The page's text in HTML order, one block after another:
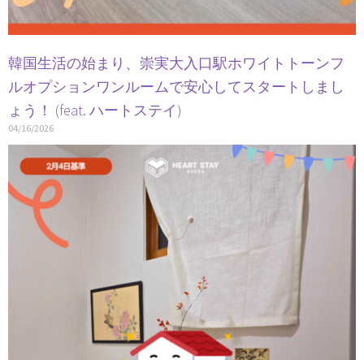
韓国生活の始まり、崇実大入口駅ホワイトトーンフ
ルオプションワンルームで安心してスタートしまし
ょう！ (feat. ハートステイ)
04/16/2026